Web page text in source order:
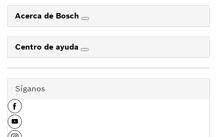
Acerca de Bosch
Centro de ayuda
Síganos